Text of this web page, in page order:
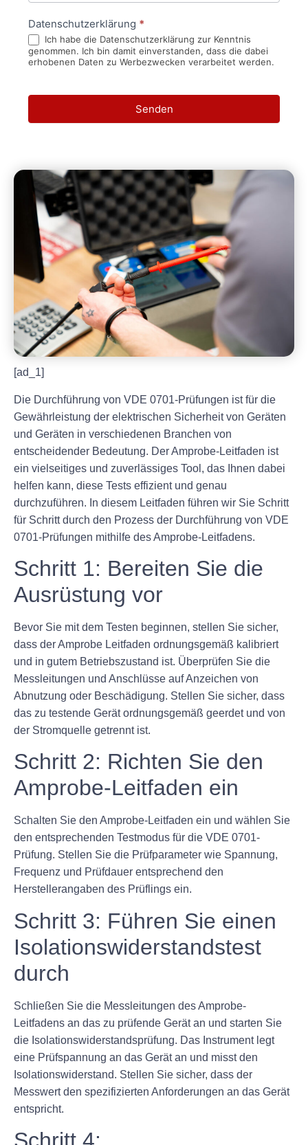
Datenschutzerklärung *
Ich habe die Datenschutzerklärung zur Kenntnis
genommen. Ich bin damit einverstanden, dass die dabei
erhobenen Daten zu Werbezwecken verarbeitet werden.
Senden
[ad_1]
Die Durchführung von VDE 0701-Prüfungen ist für die
Gewährleistung der elektrischen Sicherheit von Geräten
und Geräten in verschiedenen Branchen von
entscheidender Bedeutung. Der Amprobe-Leitfaden ist
ein vielseitiges und zuverlässiges Tool, das Ihnen dabei
helfen kann, diese Tests effizient und genau
durchzuführen. In diesem Leitfaden führen wir Sie Schritt
für Schritt durch den Prozess der Durchführung von VDE
0701-Prüfungen mithilfe des Amprobe-Leitfadens.
Schritt 1: Bereiten Sie die
Ausrüstung vor
Bevor Sie mit dem Testen beginnen, stellen Sie sicher,
dass der Amprobe Leitfaden ordnungsgemäß kalibriert
und in gutem Betriebszustand ist. Überprüfen Sie die
Messleitungen und Anschlüsse auf Anzeichen von
Abnutzung oder Beschädigung. Stellen Sie sicher, dass
das zu testende Gerät ordnungsgemäß geerdet und von
der Stromquelle getrennt ist.
Schritt 2: Richten Sie den
Amprobe-Leitfaden ein
Schalten Sie den Amprobe-Leitfaden ein und wählen Sie
den entsprechenden Testmodus für die VDE 0701-
Prüfung. Stellen Sie die Prüfparameter wie Spannung,
Frequenz und Prüfdauer entsprechend den
Herstellerangaben des Prüflings ein.
Schritt 3: Führen Sie einen
Isolationswiderstandstest
durch
Schließen Sie die Messleitungen des Amprobe-
Leitfadens an das zu prüfende Gerät an und starten Sie
die Isolationswiderstandsprüfung. Das Instrument legt
eine Prüfspannung an das Gerät an und misst den
Isolationswiderstand. Stellen Sie sicher, dass der
Messwert den spezifizierten Anforderungen an das Gerät
entspricht.